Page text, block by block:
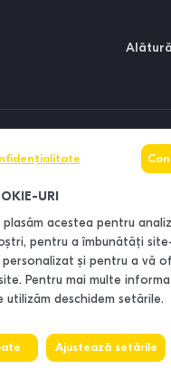
URI
plasăm acestea pentru
pentru a îmbunătăți
și pentru a vă
Pentru mai multe
utilizăm deschidem setările.
Ajustează setările